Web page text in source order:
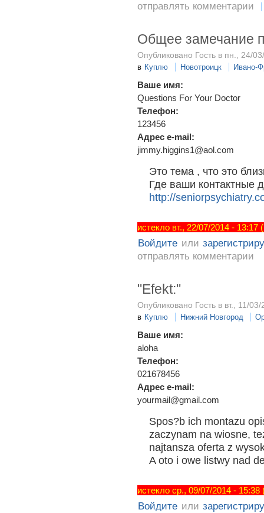
отправлять комментарии
Общее замечание
Опубликовано Гость в пн., 24/
в Куплю Новотроицк Ивано-
Ваше имя:
Questions For Your Doctor
Телефон:
123456
Адрес e-mail:
jimmy.higgins1@aol.com
Это тема , что это
Где ваши контактные
http://
истекло вт., 22/07/2014 -
Войдите или
отправлять комментарии
"Efekt:"
Опубликовано Гость в вт., 11/
в Куплю Нижний Новгород
Ваше имя:
aloha
Телефон:
021678456
Адрес e-mail:
yourmail@gmail.com
Spos?b ich montazu
zaczynam na wiosne,
najtansza oferta z
A oto i owe listwy nad
истекло ср., 09/07/2014 -
Войдите или